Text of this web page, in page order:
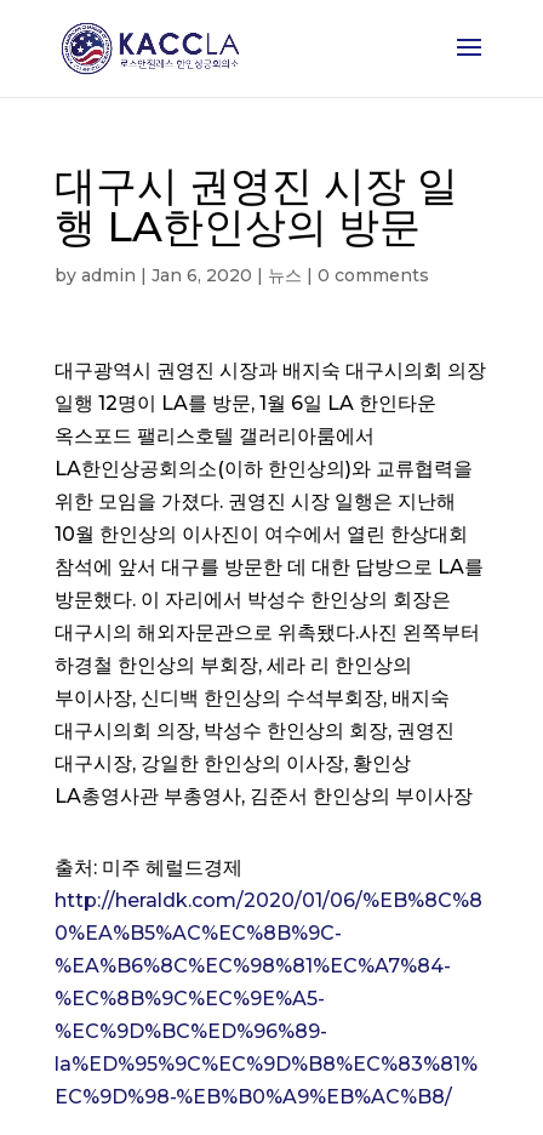
대구시 권영진 시장 일
행 LA한인상의 방문
by admin | Jan 6, 2020 | 뉴스 | 0 comments
대구광역시 권영진 시장과 배지숙 대구시의회 의장
일행 12명이 LA를 방문, 1월 6일 LA 한인타운
옥스포드 팰리스호텔 갤러리아룸에서
LA한인상공회의소(이하 한인상의)와 교류협력을
위한 모임을 가졌다. 권영진 시장 일행은 지난해
10월 한인상의 이사진이 여수에서 열린 한상대회
참석에 앞서 대구를 방문한 데 대한 답방으로 LA를
방문했다. 이 자리에서 박성수 한인상의 회장은
대구시의 해외자문관으로 위촉됐다.사진 왼쪽부터
하경철 한인상의 부회장, 세라 리 한인상의
부이사장, 신디백 한인상의 수석부회장, 배지숙
대구시의회 의장, 박성수 한인상의 회장, 권영진
대구시장, 강일한 한인상의 이사장, 황인상
LA총영사관 부총영사, 김준서 한인상의 부이사장
출처: 미주 헤럴드경제
http://heraldk.com/2020/01/06/%EB%8C%8
0%EA%B5%AC%EC%8B%9C-
%EA%B6%8C%EC%98%81%EC%A7%84-
%EC%8B%9C%EC%9E%A5-
%EC%9D%BC%ED%96%89-
la%ED%95%9C%EC%9D%B8%EC%83%81%
EC%9D%98-%EB%B0%A9%EB%AC%B8/